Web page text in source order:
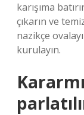
karışıma
çıkarın ve
nazikçe
kurulayın.